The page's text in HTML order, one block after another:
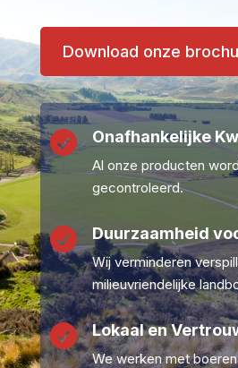
Download onze
 Onafhankelijke
Al onze producten
gecontroleerd.
 Duurzaamheid
Wij verminderen
milieuvriendelijke
 Lokaal en
We werken met